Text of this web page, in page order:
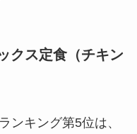
クス定食（チキン
ンキング第5位は、